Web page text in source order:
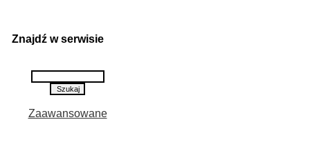
Znajdź w serwisie
Zaawansowane